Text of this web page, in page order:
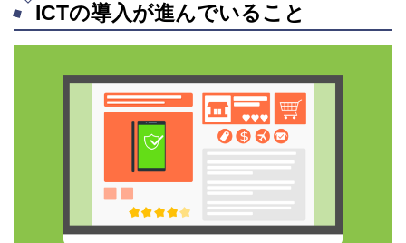
ICTの導入が進んでいること